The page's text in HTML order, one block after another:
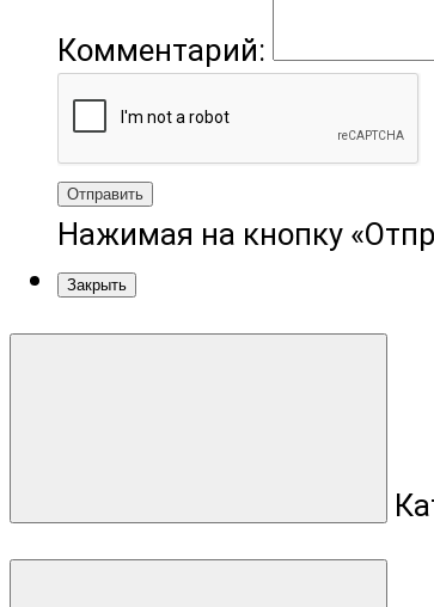
Комментарий:
Отправить
Нажимая на кнопку
Закрыть